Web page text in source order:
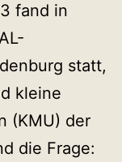
fand in
statt,
kleine
(KMU) der
die Frage: